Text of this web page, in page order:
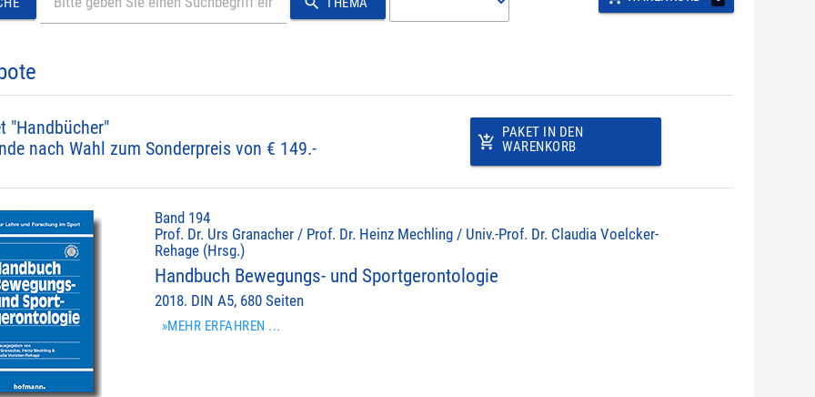
"Handbücher"
nach Wahl zum Sonderpreis von € 149.-
add_shopping_cart
PAKET IN DEN
WARENKORB
Band 194
Prof. Dr. Urs Granacher / Prof. Dr. Heinz Mechling / Univ.-Prof. Dr. Claudia Voelcker-
Rehage (Hrsg.)
Handbuch Bewegungs- und Sportgerontologie
2018. DIN A5, 680 Seiten
»MEHR ERFAHREN ...